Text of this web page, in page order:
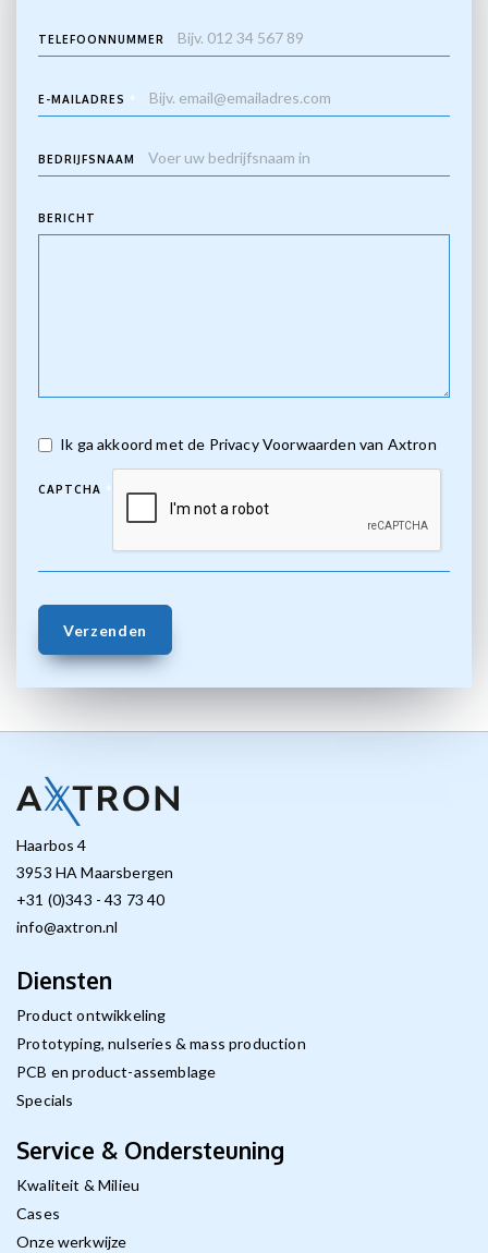
TELEFOONNUMMER
E-MAILADRES *
BEDRIJFSNAAM
BERICHT
Ik ga akkoord met de Privacy Voorwaarden van Axtron
CAPTCHA *
Verzenden
Haarbos 4
3953 HA Maarsbergen
+31 (0)343 - 43 73 40
info@axtron.nl
Diensten
Product ontwikkeling
Prototyping, nulseries & mass production
PCB en product-assemblage
Specials
Service & Ondersteuning
Kwaliteit & Milieu
Cases
Onze werkwijze